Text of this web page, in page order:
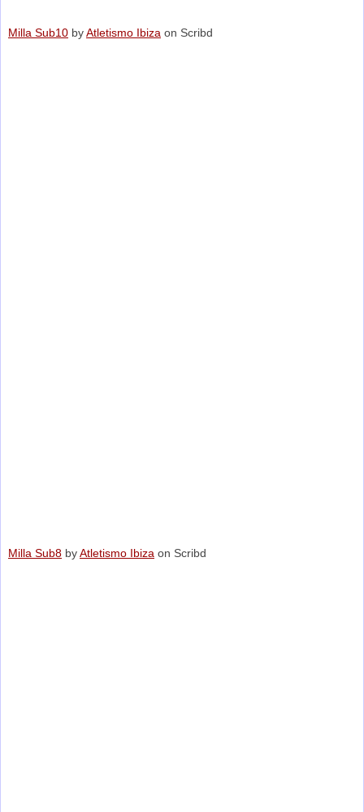
Milla Sub10 byAtletismo Ibiza on Scribd
Milla Sub8 byAtletismo Ibiza on Scribd